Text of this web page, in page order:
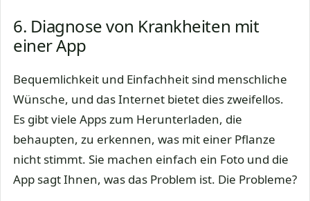
6. Diagnose von Krankheiten mit
einer App
Bequemlichkeit und Einfachheit sind menschliche
Wünsche, und das Internet bietet dies zweifellos.
Es gibt viele Apps zum Herunterladen, die
behaupten, zu erkennen, was mit einer Pflanze
nicht stimmt. Sie machen einfach ein Foto und die
App sagt Ihnen, was das Problem ist. Die Probleme?